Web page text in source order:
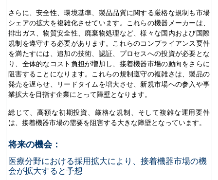
さらに、安全性、環境基準、製品品質に関する厳格な規制も市場
シェアの拡大を複雑化させています。これらの機器メーカーは、
排出ガス、物質安全性、廃棄物処理など、様々な国内および国際
規制を遵守する必要があります。これらのコンプライアンス要件
を満たすには、追加の技術、認証、プロセスへの投資が必要とな
り、全体的なコスト負担が増加し、接着機器市場の動向をさらに
阻害することになります。これらの規制遵守の複雑さは、製品の
発売を遅らせ、リードタイムを増大させ、新規市場への参入や事
業拡大を目指す企業にとって障壁となります。
総じて、高額な初期投資、厳格な規制、そして複雑な運用要件
は、接着機器市場の需要を阻害する大きな障壁となっています。
将来の機会：
医療分野における採用拡大により、接着機器市場の機
会が拡大すると予想